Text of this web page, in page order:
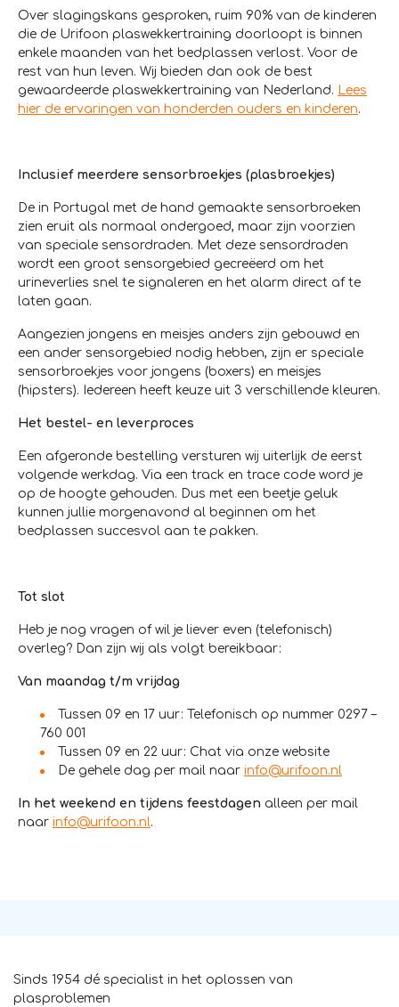
Over slagingskans gesproken, ruim 90% van de kinderen
die de Urifoon plaswekkertraining doorloopt is binnen
enkele maanden van het bedplassen verlost. Voor de
rest van hun leven. Wij bieden dan ook de best
gewaardeerde plaswekkertraining van Nederland. Lees
hier de ervaringen van honderden ouders en kinderen.
Inclusief meerdere sensorbroekjes (plasbroekjes)
De in Portugal met de hand gemaakte sensorbroeken
zien eruit als normaal ondergoed, maar zijn voorzien
van speciale sensordraden. Met deze sensordraden
wordt een groot sensorgebied gecreëerd om het
urineverlies snel te signaleren en het alarm direct af te
laten gaan.
Aangezien jongens en meisjes anders zijn gebouwd en
een ander sensorgebied nodig hebben, zijn er speciale
sensorbroekjes voor jongens (boxers) en meisjes
(hipsters). Iedereen heeft keuze uit 3 verschillende kleuren.
Het bestel- en leverproces
Een afgeronde bestelling versturen wij uiterlijk de eerst
volgende werkdag. Via een track en trace code word je
op de hoogte gehouden. Dus met een beetje geluk
kunnen jullie morgenavond al beginnen om het
bedplassen succesvol aan te pakken.
Tot slot
Heb je nog vragen of wil je liever even (telefonisch)
overleg? Dan zijn wij als volgt bereikbaar:
Van maandag t/m vrijdag
Tussen 09 en 17 uur: Telefonisch op nummer 0297 –
760 001
Tussen 09 en 22 uur: Chat via onze website
De gehele dag per mail naar info@urifoon.nl
In het weekend en tijdens feestdagen alleen per mail
naar info@urifoon.nl.
Sinds 1954 dé specialist in het oplossen van
plasproblemen